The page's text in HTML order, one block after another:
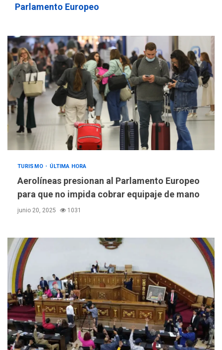
Parlamento Europeo
TURISMO ÚLTIMA HORA
Aerolíneas presionan al Parlamento Europeo
para que no impida cobrar equipaje de mano
junio 20, 2025 1031